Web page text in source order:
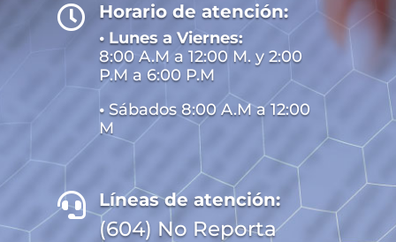
 Horario de atención:
• Lunes a Viernes:
8:00 A.M a 12:00 M. y 2:00
P.M a 6:00 P.M
• Sábados 8:00 A.M a 12:00
M
 Líneas de atención:
(604) No Reporta